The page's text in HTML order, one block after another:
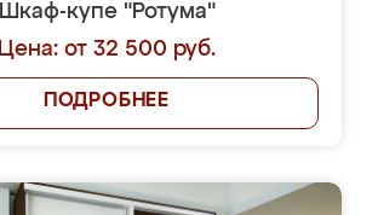
Шкаф-купе "Ротума"
Цена: от 32 500 руб.
ПОДРОБНЕЕ